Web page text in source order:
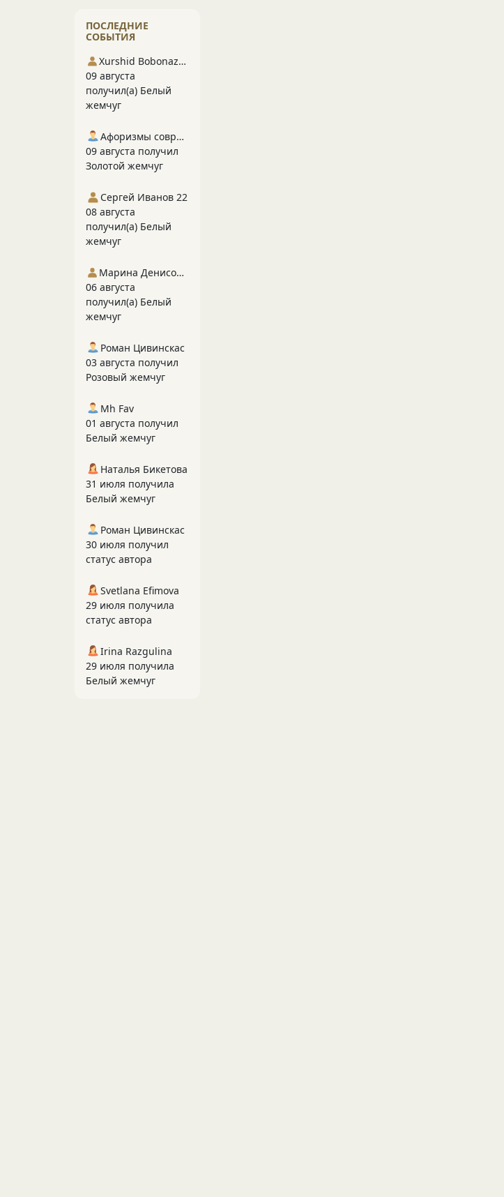
ПОСЛЕДНИЕ
СОБЫТИЯ
Xurshid Bobonazarov
09 августа
получил(а) Белый
жемчуг
Афоризмы современников
09 августа получил
Золотой жемчуг
Сергей Иванов 22
08 августа
получил(а) Белый
жемчуг
Марина Денисова 5
06 августа
получил(а) Белый
жемчуг
Роман Цивинскас
03 августа получил
Розовый жемчуг
Mh Fav
01 августа получил
Белый жемчуг
Наталья Бикетова
31 июля получила
Белый жемчуг
Роман Цивинскас
30 июля получил
статус автора
Svetlana Efimova
29 июля получила
статус автора
Irina Razgulina
29 июля получила
Белый жемчуг